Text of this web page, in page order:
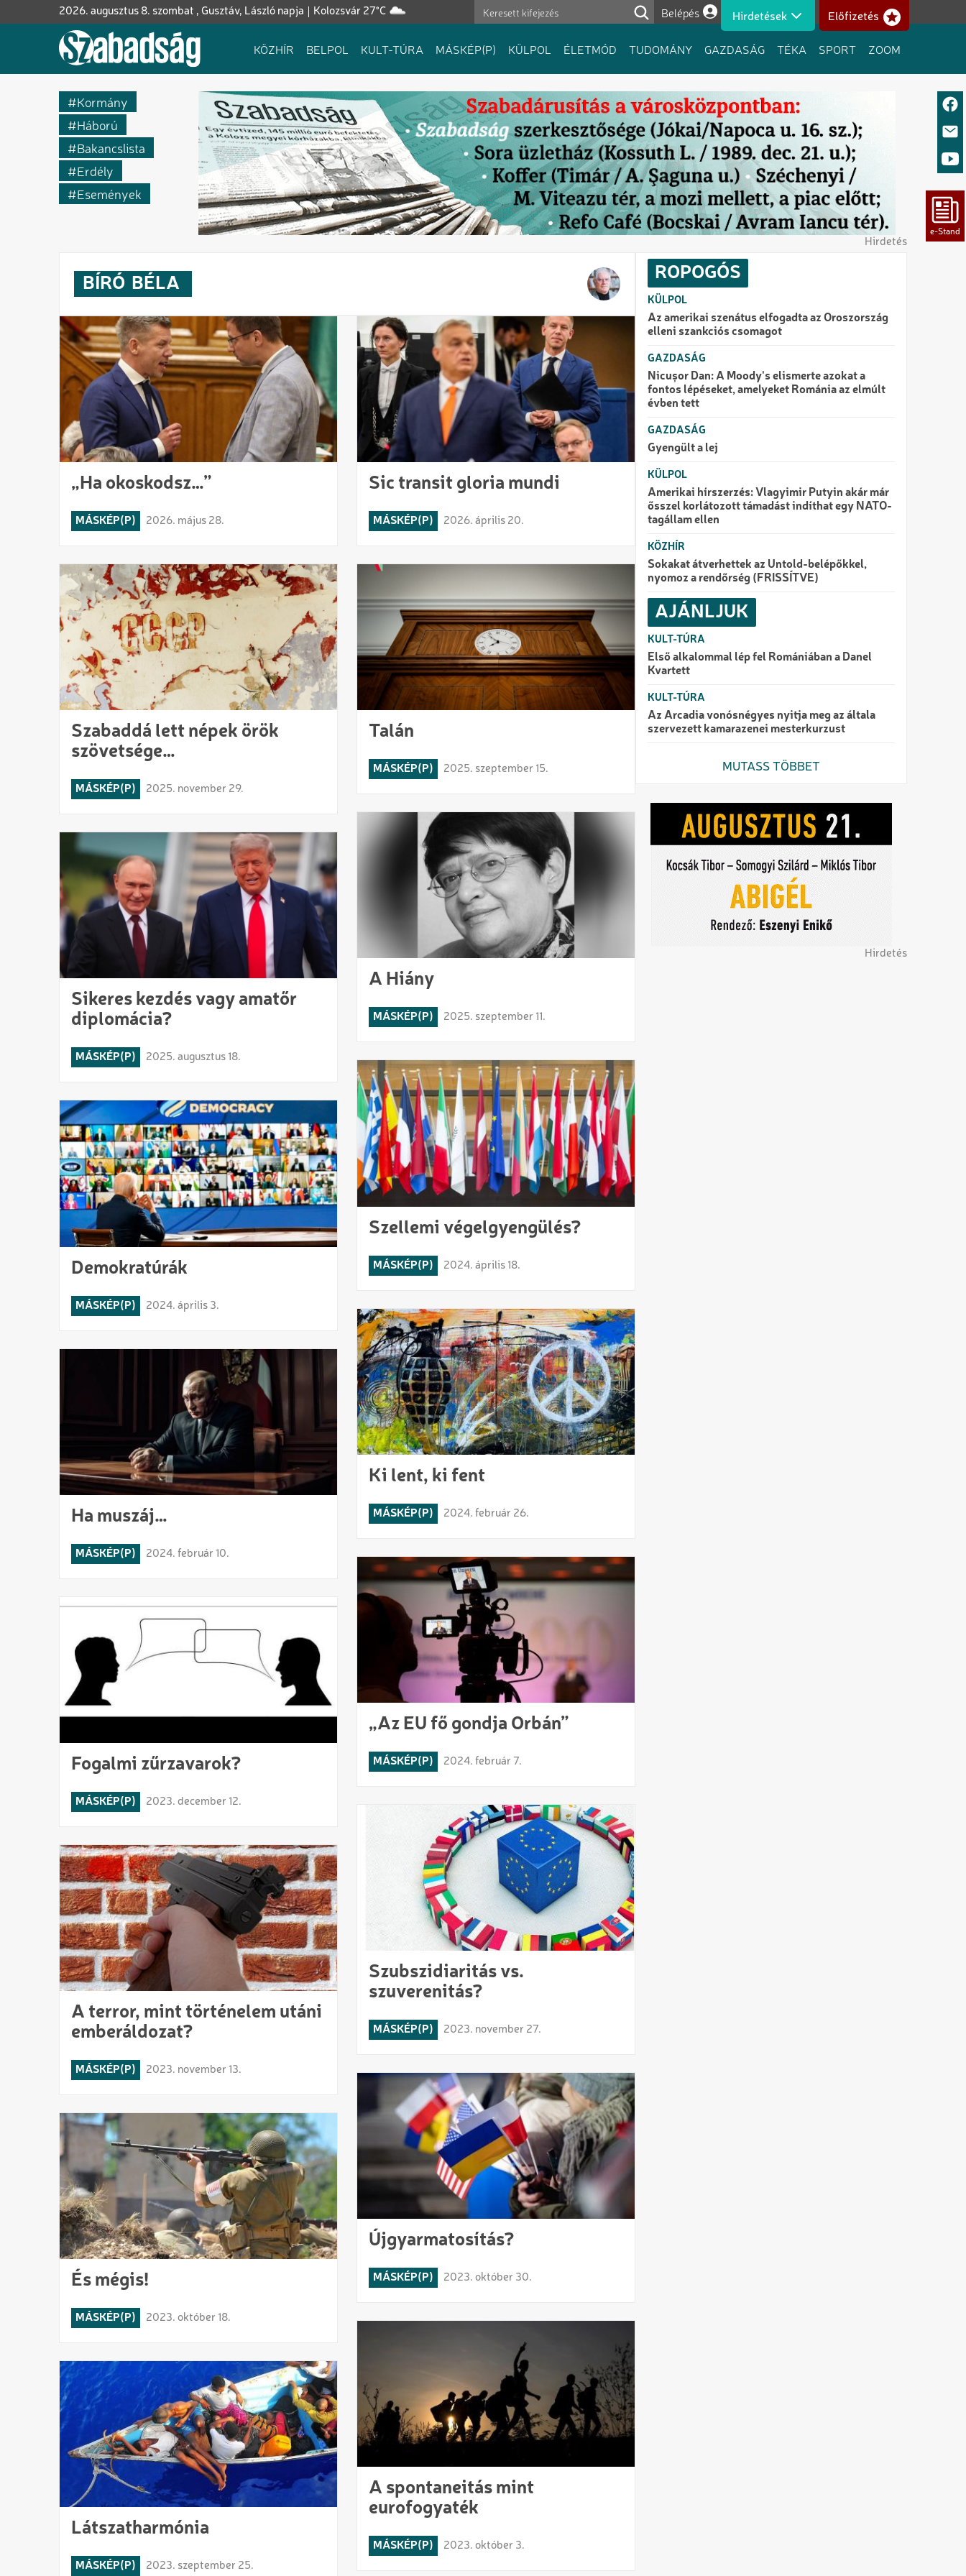
a
Kolozsvár 27°C
2026. augusztus 8. szombat , Gusztáv, László napja
Felhasználói fiók menüje
Belépés Hirdetések Előfizetés
Fő
KÖZHÍR BELPOL KULT-TÚRA MÁSKÉP(P) KÜLPOL ÉLETMÓD TUDOMÁNY GAZDASÁG TÉKA SPORT ZOOM
Kormány
Háború
Bakancslista
Erdély
Események
Hirdetés
BÍRÓ BÉLA
„Ha okoskodsz…”
MÁSKÉP(P) 2026. május 28.
Sic transit gloria mundi
MÁSKÉP(P) 2026. április 20.
Szabaddá lett népek örök
szövetsége…
MÁSKÉP(P) 2025. november 29.
Talán
MÁSKÉP(P) 2025. szeptember 15.
A Hiány
MÁSKÉP(P) 2025. szeptember 11.
Sikeres kezdés vagy amatőr
diplomácia?
MÁSKÉP(P) 2025. augusztus 18.
Szellemi végelgyengülés?
MÁSKÉP(P) 2024. április 18.
Demokratúrák
MÁSKÉP(P) 2024. április 3.
Ki lent, ki fent
MÁSKÉP(P) 2024. február 26.
Ha muszáj…
MÁSKÉP(P) 2024. február 10.
„Az EU fő gondja Orbán”
MÁSKÉP(P) 2024. február 7.
Fogalmi zűrzavarok?
MÁSKÉP(P) 2023. december 12.
Szubszidiaritás vs.
szuverenitás?
MÁSKÉP(P) 2023. november 27.
A terror, mint történelem utáni
emberáldozat?
MÁSKÉP(P) 2023. november 13.
Újgyarmatosítás?
MÁSKÉP(P) 2023. október 30.
És mégis!
MÁSKÉP(P) 2023. október 18.
A spontaneitás mint
eurofogyaték
MÁSKÉP(P) 2023. október 3.
Látszatharmónia
MÁSKÉP(P) 2023. szeptember 25.
ROPOGÓS
KÜLPOL
Az amerikai szenátus elfogadta az Oroszország
elleni szankciós csomagot
GAZDASÁG
Nicușor Dan: A Moody's elismerte azokat a
fontos lépéseket, amelyeket Románia az elmúlt
évben tett
GAZDASÁG
Gyengült a lej
KÜLPOL
Amerikai hírszerzés: Vlagyimir Putyin akár már
ősszel korlátozott támadást indíthat egy NATO-
tagállam ellen
KÖZHÍR
Sokakat átverhettek az Untold-belépőkkel,
nyomoz a rendőrség (FRISSÍTVE)
AJÁNLJUK
KULT-TÚRA
Első alkalommal lép fel Romániában a Danel
Kvartett
KULT-TÚRA
Az Arcadia vonósnégyes nyitja meg az általa
szervezett kamarazenei mesterkurzust
MUTASS TÖBBET
Hirdetés